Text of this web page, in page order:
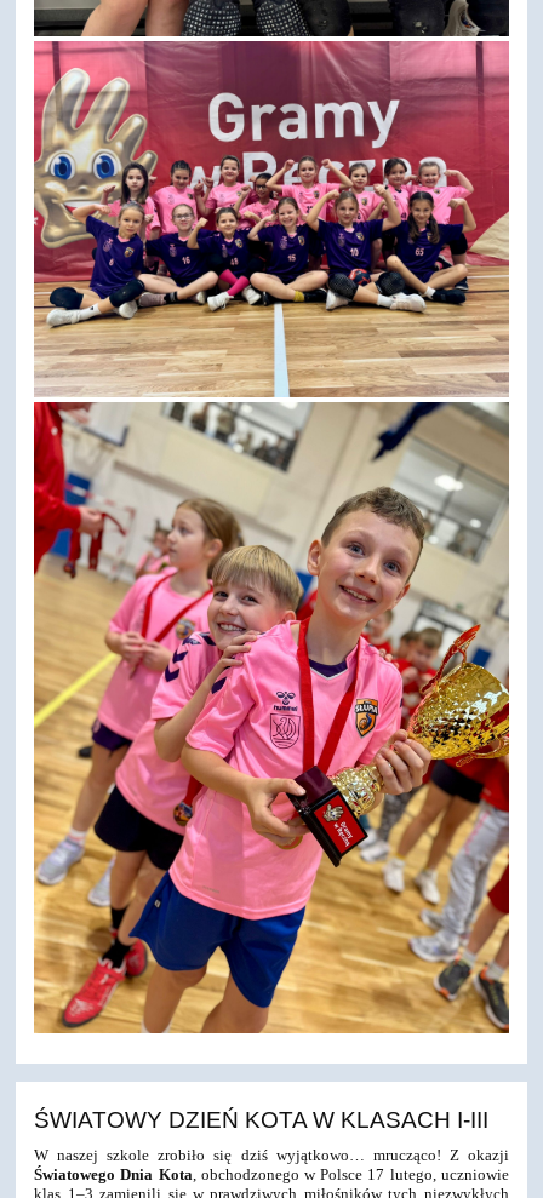
ŚWIATOWY DZIEŃ KOTA W KLASACH I-III
W naszej szkole zrobiło się dziś wyjątkowo… mrucząco! Z okazji
Światowego Dnia Kota, obchodzonego w Polsce 17 lutego, uczniowie
klas 1–3 zamienili się w prawdziwych miłośników tych niezwykłych